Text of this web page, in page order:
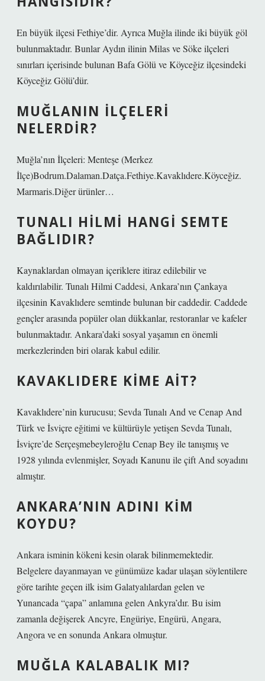
En büyük ilçesi Fethiye’dir. Ayrıca Muğla ilinde iki büyük göl
bulunmaktadır. Bunlar Aydın ilinin Milas ve Söke ilçeleri
sınırları içerisinde bulunan Bafa Gölü ve Köyceğiz ilçesindeki
Köyceğiz Gölü’dür.
MUĞLANIN ILÇELERI
NELERDIR?
Muğla’nın İlçeleri: Menteşe (Merkez
İlçe)Bodrum.Dalaman.Datça.Fethiye.Kavaklıdere.Köyceğiz.
Marmaris.Diğer ürünler…
TUNALI HILMI HANGI SEMTE
BAĞLIDIR?
Kaynaklardan olmayan içeriklere itiraz edilebilir ve
kaldırılabilir. Tunalı Hilmi Caddesi, Ankara’nın Çankaya
ilçesinin Kavaklıdere semtinde bulunan bir caddedir. Caddede
gençler arasında popüler olan dükkanlar, restoranlar ve kafeler
bulunmaktadır. Ankara’daki sosyal yaşamın en önemli
merkezlerinden biri olarak kabul edilir.
KAVAKLIDERE KIME AIT?
Kavaklıdere’nin kurucusu; Sevda Tunalı And ve Cenap And
Türk ve İsviçre eğitimi ve kültürüyle yetişen Sevda Tunalı,
İsviçre’de Serçeşmebeyleroğlu Cenap Bey ile tanışmış ve
1928 yılında evlenmişler, Soyadı Kanunu ile çift And soyadını
almıştır.
ANKARA’NIN ADINI KIM
KOYDU?
Ankara isminin kökeni kesin olarak bilinmemektedir.
Belgelere dayanmayan ve günümüze kadar ulaşan söylentilere
göre tarihte geçen ilk isim Galatyalılardan gelen ve
Yunancada “çapa” anlamına gelen Ankyra’dır. Bu isim
zamanla değişerek Ancyre, Engüriye, Engürü, Angara,
Angora ve en sonunda Ankara olmuştur.
MUĞLA KALABALIK MI?